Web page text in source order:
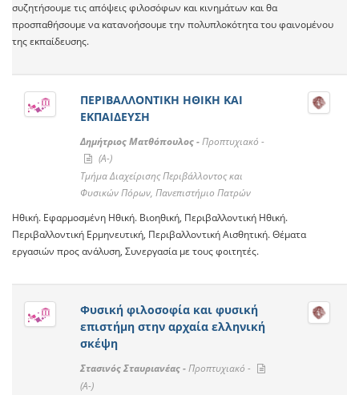
συζητήσουμε τις απόψεις φιλοσόφων και κινημάτων και θα
προσπαθήσουμε να κατανοήσουμε την πολυπλοκότητα του φαινομένου
της εκπαίδευσης.
ΠΕΡΙΒΑΛΛΟΝΤΙΚΗ ΗΘΙΚΗ ΚΑΙ
ΕΚΠΑΙΔΕΥΣΗ
Δημήτριος Ματθόπουλος -Προπτυχιακό -
(A-)
Τμήμα Διαχείρισης Περιβάλλοντος και
Φυσικών Πόρων, Πανεπιστήμιο Πατρών
Ηθική. Εφαρμοσμένη Ηθική. Βιοηθική, Περιβαλλοντική Ηθική.
Περιβαλλοντική Ερμηνευτική, Περιβαλλοντική Αισθητική. Θέματα
εργασιών προς ανάλυση, Συνεργασία με τους φοιτητές.
Φυσική φιλοσοφία και φυσική
επιστήμη στην αρχαία ελληνική
σκέψη
Στασινός Σταυριανέας -Προπτυχιακό -
(A-)